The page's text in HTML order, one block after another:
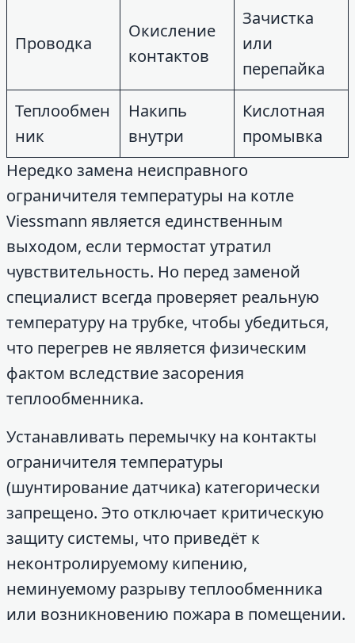
Проводка
Окисление
контактов
Зачистка
или
перепайка
Теплообмен
ник
Накипь
внутри
Кислотная
промывка
Нередко замена неисправного
ограничителя температуры на котле
Viessmann является единственным
выходом, если термостат утратил
чувствительность. Но перед заменой
специалист всегда проверяет реальную
температуру на трубке, чтобы убедиться,
что перегрев не является физическим
фактом вследствие засорения
теплообменника.
Устанавливать перемычку на контакты
ограничителя температуры
(шунтирование датчика) категорически
запрещено. Это отключает критическую
защиту системы, что приведёт к
неконтролируемому кипению,
неминуемому разрыву теплообменника
или возникновению пожара в помещении.